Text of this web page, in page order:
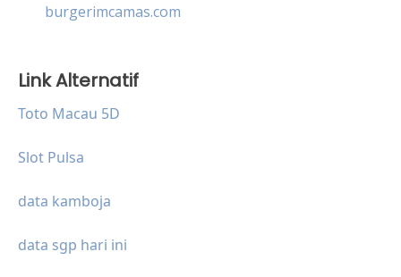
burgerimcamas.com
Link Alternatif
Toto Macau 5D
Slot Pulsa
data kamboja
data sgp hari ini